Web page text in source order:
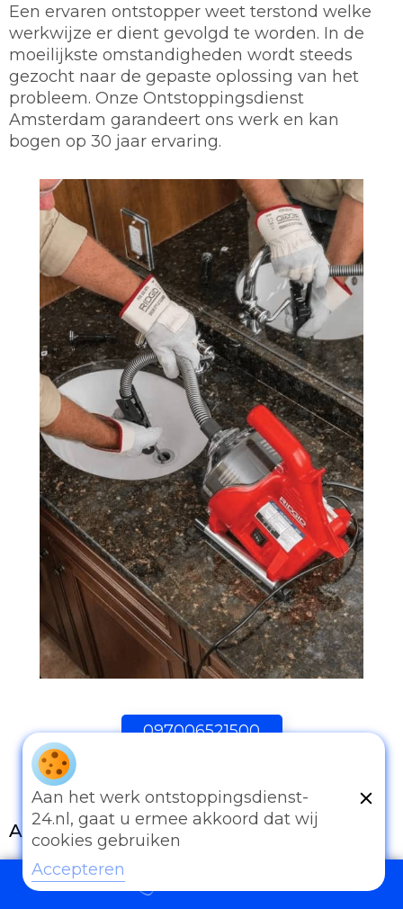
097006521500
Een ervaren ontstopper weet terstond welke
werkwijze er dient gevolgd te worden. In de
moeilijkste omstandigheden wordt steeds
gezocht naar de gepaste oplossing van het
probleem. Onze Ontstoppingsdienst
Amsterdam garandeert ons werk en kan
bogen op 30 jaar ervaring.
Andere diensten
Eender welk probleem van afvoer of
rioleringswerken kan u met ons bespreken.
Aan het werk ontstoppingsdienst-
24.nl, gaat u ermee akkoord dat wij
cookies gebruiken
Accepteren